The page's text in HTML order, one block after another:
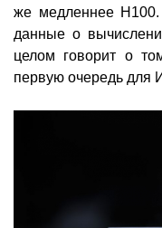
же медленнее
данные о
целом говорит о
первую очередь для